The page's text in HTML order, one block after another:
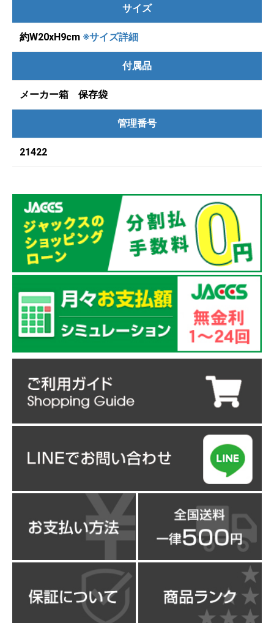
サイズ
約W20xH9cm ※サイズ詳細
付属品
メーカー箱 保存袋
管理番号
21422